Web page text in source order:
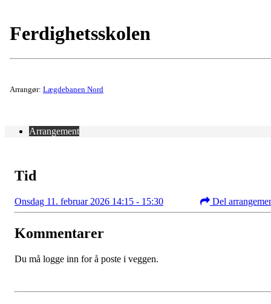
Ferdighetsskolen
Arrangør: Lægdebanen Nord
Arrangement
Tid
Onsdag 11. februar 2026 14:15 - 15:30 Del
Kommentarer
Du må logge inn for å poste i veggen.